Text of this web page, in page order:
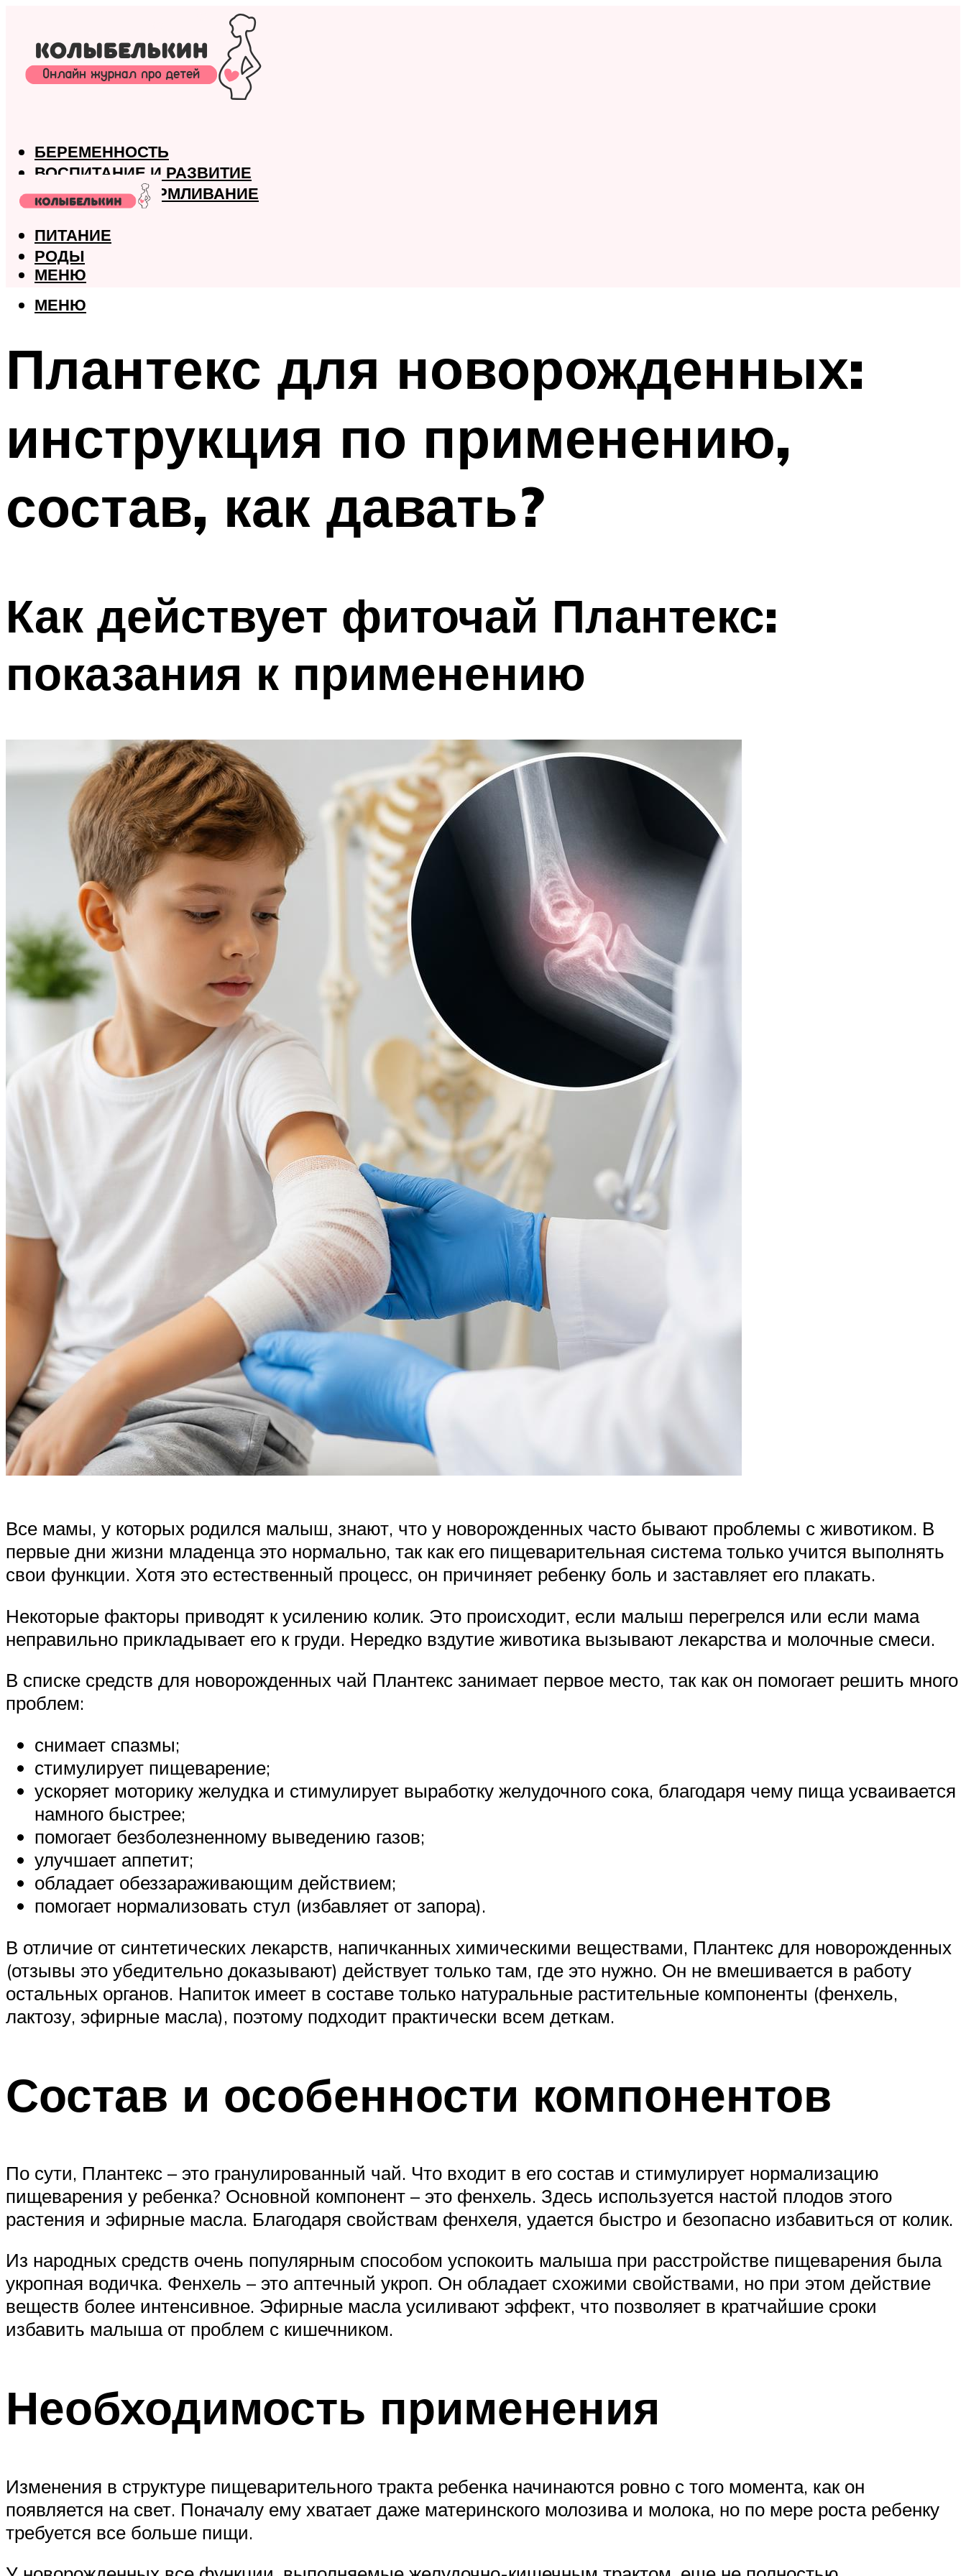
БЕРЕМЕННОСТЬ
ВОСПИТАНИЕ И РАЗВИТИЕ
ГРУДНОЕ ВСКАРМЛИВАНИЕ
ЗДОРОВЬЕ
ПИТАНИЕ
РОДЫ
МЕНЮ
МЕНЮ
Плантекс для новорожденных:
инструкция по применению,
состав, как давать?
Как действует фиточай Плантекс:
показания к применению
Все мамы, у которых родился малыш, знают, что у новорожденных часто бывают проблемы с животиком. В
первые дни жизни младенца это нормально, так как его пищеварительная система только учится выполнять
свои функции. Хотя это естественный процесс, он причиняет ребенку боль и заставляет его плакать.
Некоторые факторы приводят к усилению колик. Это происходит, если малыш перегрелся или если мама
неправильно прикладывает его к груди. Нередко вздутие животика вызывают лекарства и молочные смеси.
В списке средств для новорожденных чай Плантекс занимает первое место, так как он помогает решить много
проблем:
снимает спазмы;
стимулирует пищеварение;
ускоряет моторику желудка и стимулирует выработку желудочного сока, благодаря чему пища усваивается
намного быстрее;
помогает безболезненному выведению газов;
улучшает аппетит;
обладает обеззараживающим действием;
помогает нормализовать стул (избавляет от запора).
В отличие от синтетических лекарств, напичканных химическими веществами, Плантекс для новорожденных
(отзывы это убедительно доказывают) действует только там, где это нужно. Он не вмешивается в работу
остальных органов. Напиток имеет в составе только натуральные растительные компоненты (фенхель,
лактозу, эфирные масла), поэтому подходит практически всем деткам.
Состав и особенности компонентов
По сути, Плантекс – это гранулированный чай. Что входит в его состав и стимулирует нормализацию
пищеварения у ребенка? Основной компонент – это фенхель. Здесь используется настой плодов этого
растения и эфирные масла. Благодаря свойствам фенхеля, удается быстро и безопасно избавиться от колик.
Из народных средств очень популярным способом успокоить малыша при расстройстве пищеварения была
укропная водичка. Фенхель – это аптечный укроп. Он обладает схожими свойствами, но при этом действие
веществ более интенсивное. Эфирные масла усиливают эффект, что позволяет в кратчайшие сроки
избавить малыша от проблем с кишечником.
Необходимость применения
Изменения в структуре пищеварительного тракта ребенка начинаются ровно с того момента, как он
появляется на свет. Поначалу ему хватает даже материнского молозива и молока, но по мере роста ребенку
требуется все больше пищи.